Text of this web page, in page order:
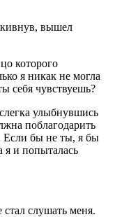
вышел
которого
я никак не могла
себя чувствуешь?
улыбнувшись
поблагодарить
Если бы не ты, я бы
я и попыталась
слушать меня.